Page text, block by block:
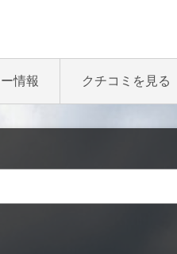
情報 クチコミを見る